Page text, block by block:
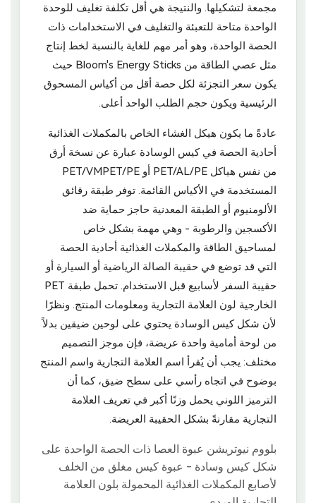
مجمعة لتشكيلها. والنتيجة هي أقل تكلفة تغليف للوحدة
الواحدة متاحة للتعبئة والتغليف في الاستخدامات ذات
الحصة الواحدة، وهو أمر مهم للغاية بالنسبة لخط إنتاج
مثل عصي الطاقة من Bloom's Energy Sticks حيث
يكون سعر التجزئة لكل حصة أقل من أكياس المسحوق
الرئيسية ويكون حجم الطلب الواحد أعلى.
عادةً ما يكون هيكل الغشاء الخاص بالمكملات الغذائية
أحادية الحصة في كيس الوسادة عبارة عن نسخة أرق
من نفس هياكل PET/AL/PE أو PET/VMPET/PE
المستخدمة في الأكياس القائمة. توفر طبقة رقائق
الألومنيوم أو الطبقة المعدنية حاجز حماية ضد
الأكسجين والرطوبة - وهي مهمة بشكل خاص
لمساحيق الطاقة والمكملات الغذائية أحادية الحصة
التي قد توضع في حقيبة الصالة الرياضية أو السيارة أو
حقيبة السفر لأسابيع قبل الاستخدام. تحمل طبقة PET
الخارجية لون العلامة التجارية ومعلومات المنتج. ونظرًا
لأن شكل كيس الوسادة يحتوي على لوحين ضيقين بدلاً
من لوحة أمامية واحدة عريضة، فإن موجز التصميم
مختلف: يجب أن يُقرأ اسم العلامة التجارية واسم المنتج
بوضوح في اتجاه رأسي على سطح ضيق، كما أن
الترميز اللوني يحمل وزنًا أكبر في تعريف العلامة
التجارية مقارنةً بشكل الحقيبة العريضة.